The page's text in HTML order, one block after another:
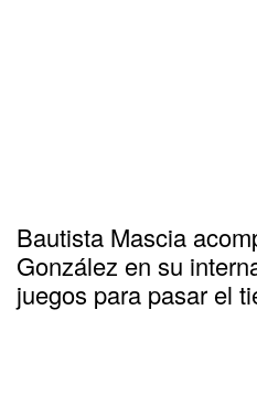
Bautista Mascia
González en su
juegos para pasar el